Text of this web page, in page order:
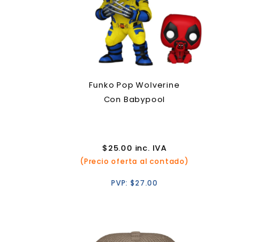
Funko Pop Wolverine
Con Babypool
$25.00 inc. IVA
(Precio oferta al contado)
PVP:$27.00